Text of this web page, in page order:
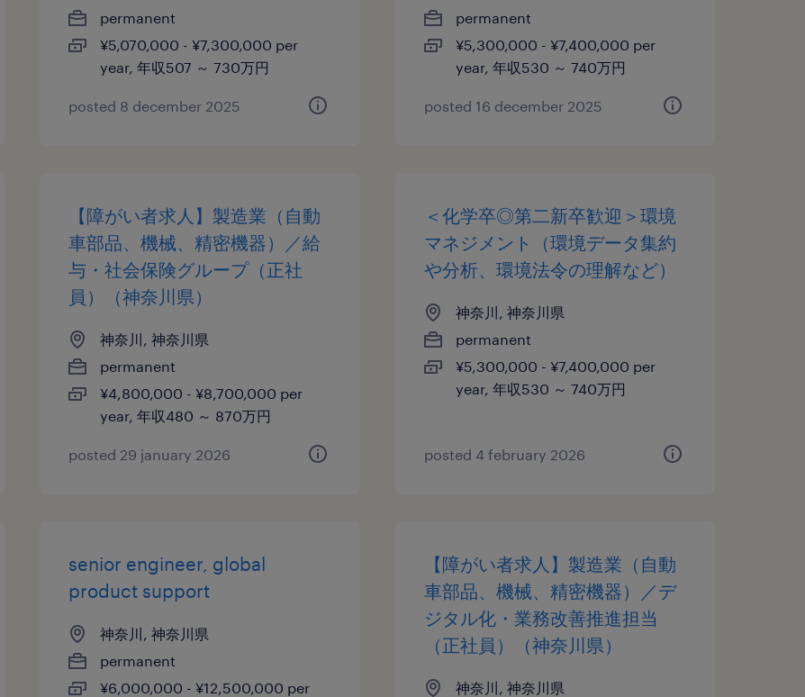
permanent
¥5,070,000 - ¥7,300,000 per
year, 年収507 ～ 730万円
posted 8 december 2025
permanent
¥5,300,000 - ¥7,400,000 per
year, 年収530 ～ 740万円
posted 16 december 2025
【障がい者求人】製造業（自動
車部品、機械、精密機器）／給
与・社会保険グループ（正社
員）（神奈川県）
神奈川, 神奈川県
permanent
¥4,800,000 - ¥8,700,000 per
year, 年収480 ～ 870万円
posted 29 january 2026
＜化学卒◎第二新卒歓迎＞環境
マネジメント（環境データ集約
や分析、環境法令の理解など）
神奈川, 神奈川県
permanent
¥5,300,000 - ¥7,400,000 per
year, 年収530 ～ 740万円
posted 4 february 2026
senior engineer, global
product support
神奈川, 神奈川県
permanent
¥6,000,000 - ¥12,500,000 per
【障がい者求人】製造業（自動
車部品、機械、精密機器）／デ
ジタル化・業務改善推進担当
（正社員）（神奈川県）
神奈川, 神奈川県